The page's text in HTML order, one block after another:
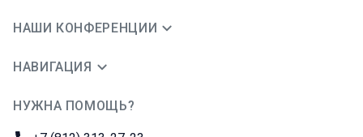
НАШИ КОНФЕРЕНЦИИ
НАВИГАЦИЯ
НУЖНА ПОМОЩЬ?